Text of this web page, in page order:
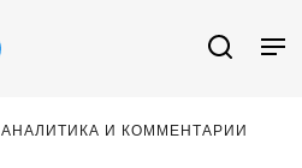
АНАЛИТИКА И КОММЕНТАРИИ